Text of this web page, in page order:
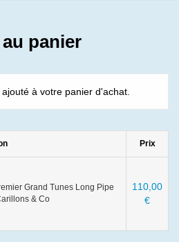
panier
à votre panier d'achat.
Prix
Grand Tunes Long Pipe
& Co
110,00
€